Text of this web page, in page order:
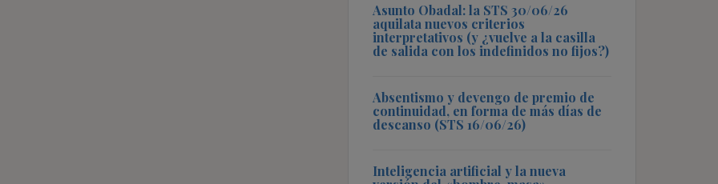
Asunto Obadal: la STS 30/06/26
aquilata nuevos criterios
interpretativos (y ¿vuelve a la casilla
de salida con los indefinidos no fijos?)
Absentismo y devengo de premio de
continuidad, en forma de más días de
descanso (STS 16/06/26)
Inteligencia artificial y la nueva